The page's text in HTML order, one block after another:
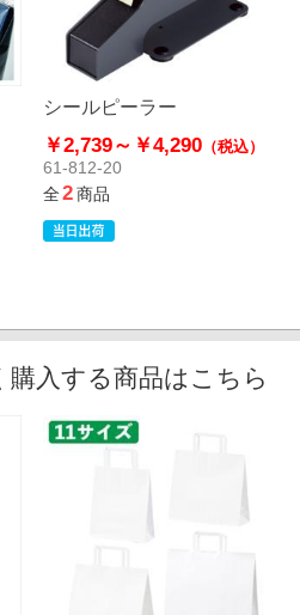
シールピーラー
￥2,739～ ￥4,290 （税込）
61-812-20
全2商品
入する商品はこちら